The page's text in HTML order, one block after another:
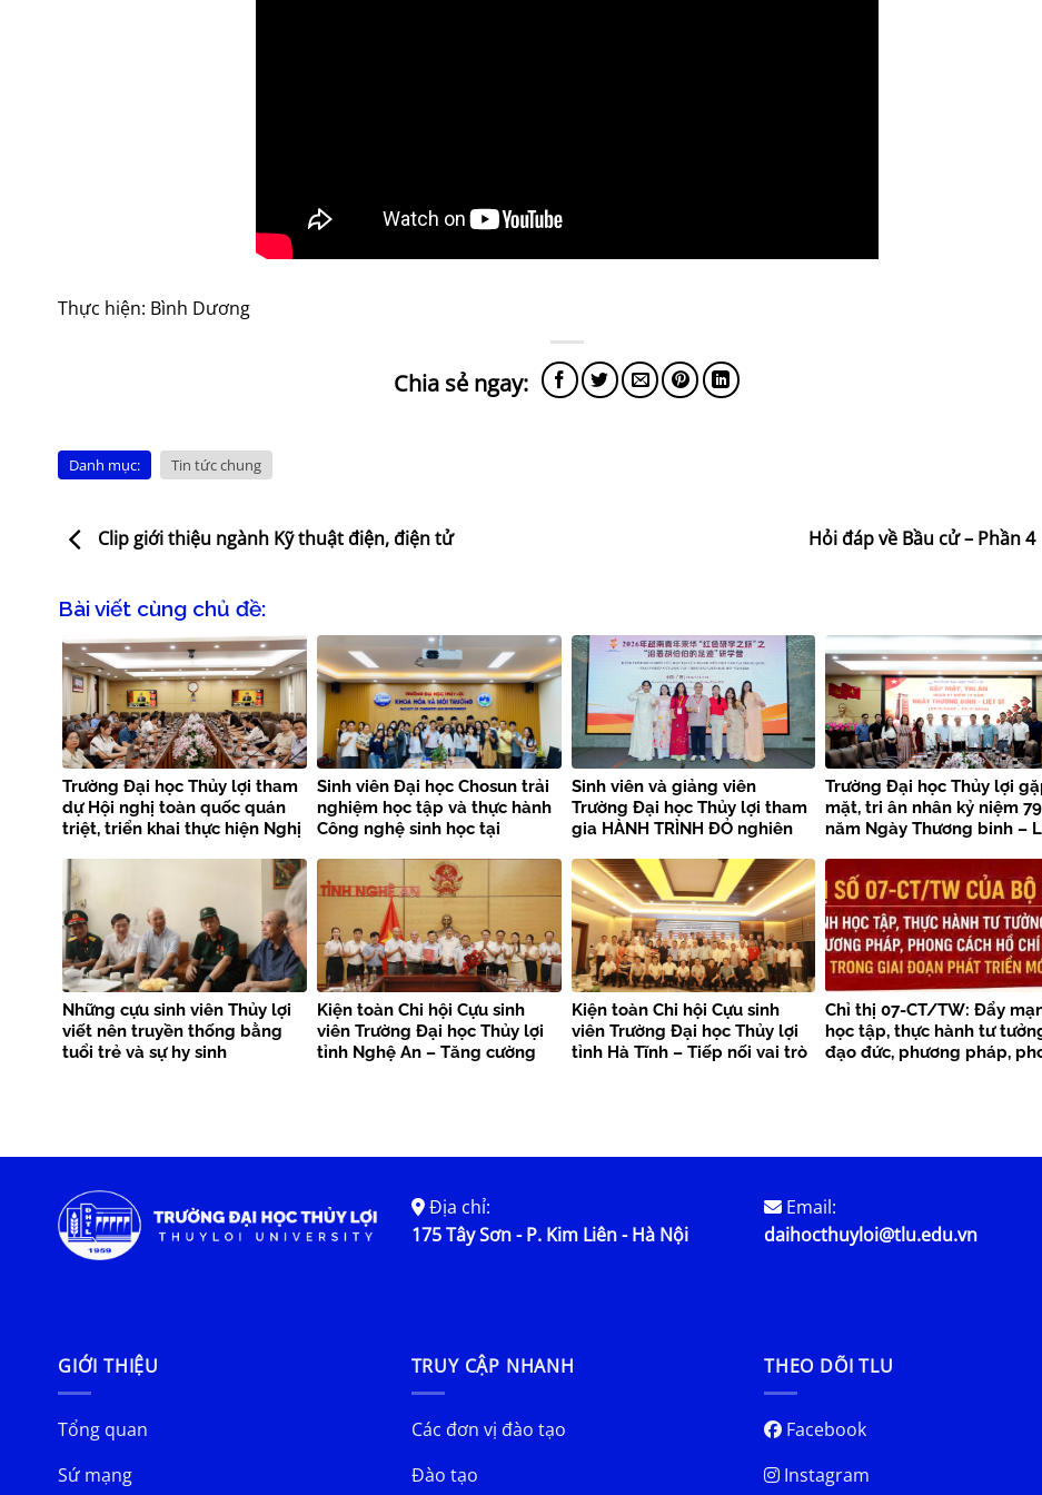
Thực hiện: Bình Dương
Danh mục: Tin tức chung
Clip giới thiệu ngành Kỹ thuật điện, điện tử Hỏi đáp về Bầu cử – Phần 4
Bài viết cùng chủ đề:
Trường Đại học Thủy lợi tham
dự Hội nghị toàn quốc quán
triệt, triển khai thực hiện Nghị
khóa XIV
Sinh viên Đại học Chosun trải
nghiệm học tập và thực hành
Công nghệ sinh học tại
Sinh viên và giảng viên
Trường Đại học Thủy lợi tham
gia HÀNH TRÌNH ĐỎ nghiên
Việt Nam tại Trung Quốc –
Trại nghiên cứu, học tập
“Theo dấu chân Bác Hồ” năm
2026
Trường Đại học Thủy lợi
mặt, tri ân nhân kỷ niệm 79
năm Ngày Thương binh –
Những cựu sinh viên Thủy lợi
viết nên truyền thống bằng
tuổi trẻ và sự hy sinh
Kiện toàn Chi hội Cựu sinh
viên Trường Đại học Thủy lợi
tỉnh Nghệ An – Tăng cường
Kiện toàn Chi hội Cựu sinh
viên Trường Đại học Thủy lợi
tỉnh Hà Tĩnh – Tiếp nối vai trò
Chỉ thị 07-CT/TW: Đẩy
học tập, thực hành tư
đạo đức, phương pháp,
Địa chỉ:
175 Tây Sơn - P. Kim Liên - Hà Nội
Email:
daihocthuyloi@tlu.edu.vn
GIỚI THIỆU
Tổng quan
Sứ mạng
TRUY CẬP NHANH
Các đơn vị đào tạo
Đào tạo
THEO DÕI TLU
Facebook
Instagram